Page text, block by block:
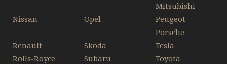
Mitsubishi
Nissan
Opel
Peugeot
Porsche
Renault
Rolls-Royce
Skoda
Subaru
Tesla
Toyota